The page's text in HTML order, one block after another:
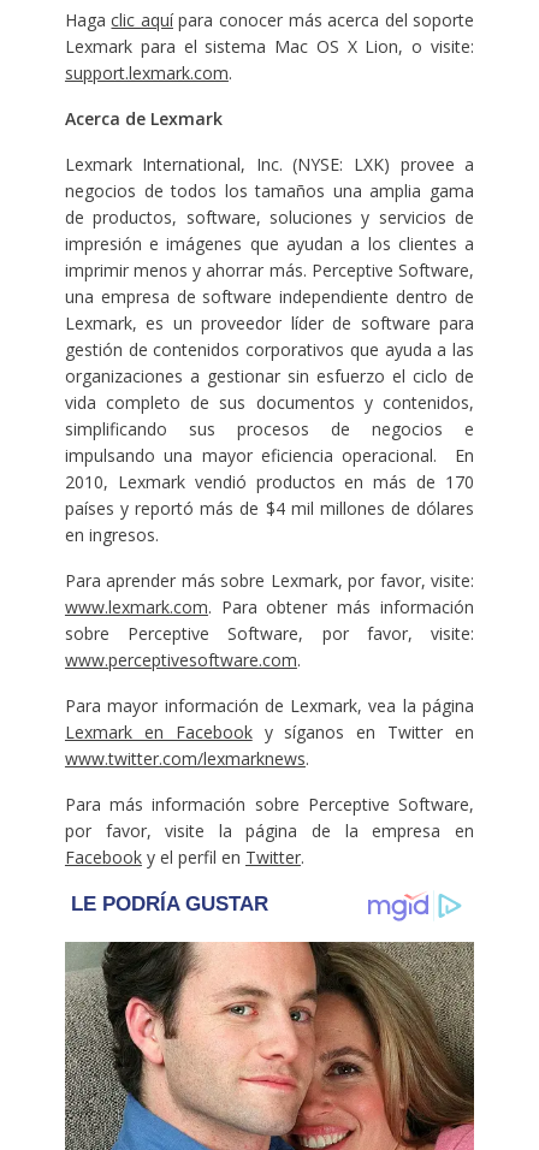
Hagaclic aquípara conocer más acerca del soporte
Lexmark para el sistema Mac OS X Lion, o visite:
support.lexmark.com.
Acerca de Lexmark
Lexmark International, Inc. (NYSE: LXK) provee a
negocios de todos los tamaños una amplia gama
de productos, software, soluciones y servicios de
impresión e imágenes que ayudan a los clientes a
imprimir menos y ahorrar más. Perceptive Software,
una empresa de software independiente dentro de
Lexmark, es un proveedor líder de software para
gestión de contenidos corporativos que ayuda a las
organizaciones a gestionar sin esfuerzo el ciclo de
vida completo de sus documentos y contenidos,
simplificando sus procesos de negocios e
impulsando una mayor eficiencia operacional. En
2010, Lexmark vendió productos en más de 170
países y reportó más de $4 mil millones de dólares
en ingresos.
Para aprender más sobre Lexmark, por favor, visite:
www.lexmark.com. Para obtener más información
sobre Perceptive Software, por favor, visite:
www.perceptivesoftware.com.
Para mayor información de Lexmark, vea la página
Lexmark en Facebooky síganos en Twitter en
www.twitter.com/lexmarknews.
Para más información sobre Perceptive Software,
por favor, visite la página de la empresa en
Facebooky el perfil en Twitter.